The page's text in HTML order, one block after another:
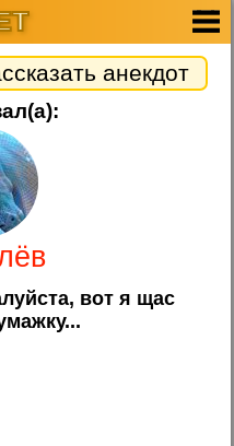
анекдот
вот я щас